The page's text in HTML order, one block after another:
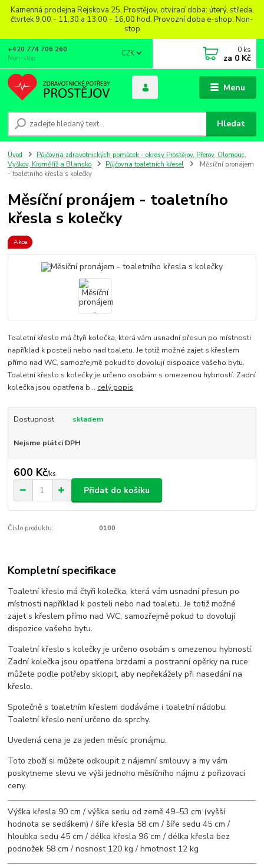
Kamenná prodejna Rejskova 25, Prostějov, otvírací doba: úterý, středa,
čtvrtek 9,00 - 11,30 a 13,00 - 16,00 hod. Provozní doba e-shop: Non-
stop
Menu
CZK
Hledat
+420 774 706 260
Non-stop
0 ks
za 0 Kč
Úvod
Půjčovna zdravotnických pomůcek - okresy Prostějov, Přerov, Olomouc,
Vyškov, Kroměříž a Blansko
Půjčovna toaletních křesel
Měsíční pronájem
- toaletního křesla s kolečky
Měsíční pronájem - toaletního
křesla s kolečky
Akce
Toaletní křeslo má čtyři kolečka, která vám usnadní přesun po místnosti
například k posteli nebo nad toaletu. Je totiž možné zajet s křeslem
přímo nad WC, samozřejmě pokud to dovolují dispozice vašeho bytu.
Toaletní křeslo s kolečky je určeno osobám s omezenou hybností. Zadní
kolečka jsou opatřena b... celý popis
Dostupnost skladem
Nejsme plátci DPH
600 Kč/ks
Přidat do košíku
Číslo produktu: 0100
Kompletní specifikace
Toaletní křeslo má čtyři kolečka, která vám usnadní přesun po
místnosti například k posteli nebo nad toaletu. Je totiž možné
zajet s křeslem přímo nad WC, samozřejmě pokud to dovolují
dispozice vašeho bytu.
Toaletní křeslo s kolečky je určeno osobám s omezenou hybností.
Zadní kolečka jsou opatřena brzdami a postranní opěrky na ruce
můžete podle potřeby sklopit, aby nepřekážely při nasedání na
křeslo.
Společně s toaletním křeslem dodáváme i toaletní nádobu.
Toaletní křeslo není určeno do sprchy.
Uvedená cena je za jeden měsíc pronájmu.
Toto zboží si můžete odkoupit z nájemní smlouvy a my vám
poskytneme slevu ve výši jednoho měsíčního nájmu z pořizovací
ceny.
Výška křesla 90 cm / výška sedu od země 49–53 cm (vyšší
hodnota se sedákem) / šíře křesla 58 cm / šíře sedu 45 cm /
hloubka sedu 45 cm / délka křesla 96 cm / délka křesla bez
podnožek 58 cm / nosnost 120 kg / hmotnost 12 kg